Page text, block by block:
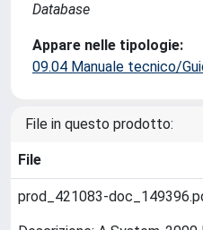
Database
Appare nelle tipologie:
09.04 Manuale tecnico/
File in questo prodotto:
File
prod_421083-